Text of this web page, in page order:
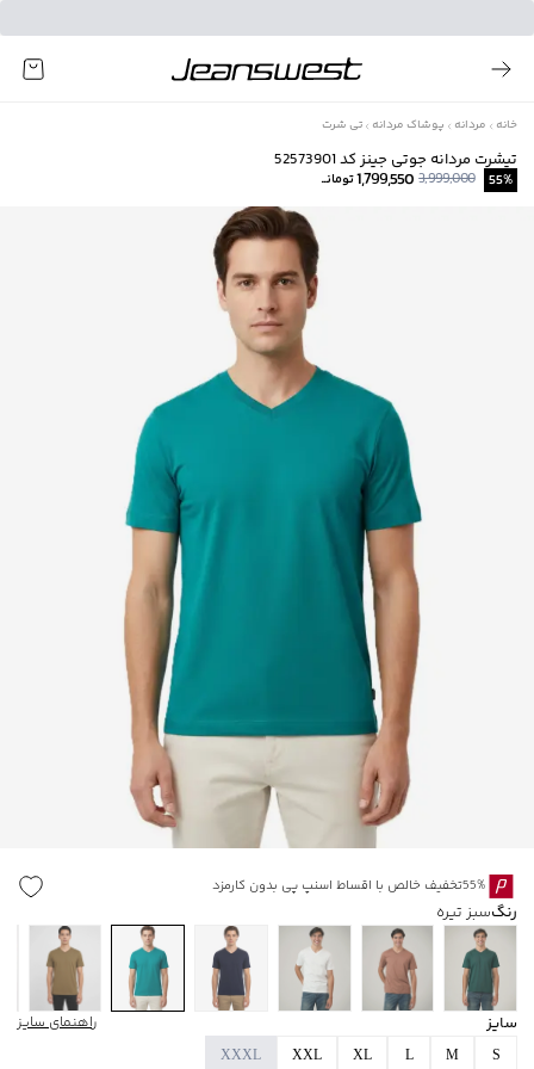
خانه مردانه پوشاک مردانه تی شرت
تیشرت مردانه جوتی جینز کد 52573901
55%
3,999,000
1,799,550تومانــ
55%تخفیف خالص با اقساط اسنپ پی بدون کارمزد
رنگسبز تیره
سایز
راهنمای سایز
S
M
L
XL
XXL
XXXL